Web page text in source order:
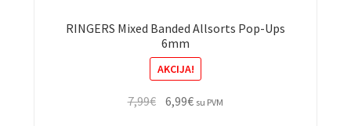
RINGERS Mixed Banded Allsorts Pop-Ups
6mm
AKCIJA!
7,99€ Original
6,99€Current
su PVM